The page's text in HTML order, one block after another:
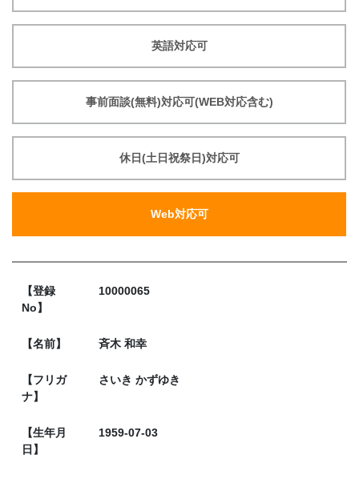
英語対応可
事前面談(無料)対応可(WEB対応含む)
休日(土日祝祭日)対応可
Web対応可
【登録
No】
10000065
【名前】 斉木 和幸
【フリガ
ナ】
さいき かずゆき
【生年月
日】
1959-07-03